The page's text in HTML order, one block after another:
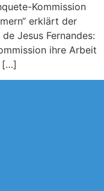
Kommission
erklärt der
Jesus Fernandes:
ihre Arbeit
[…]